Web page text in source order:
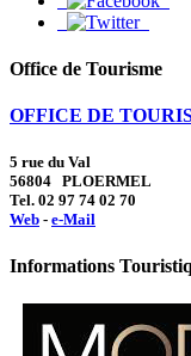
Office de Tourisme
OFFICE DE
5 rue du Val
56804 PLOERMEL
Tel. 02 97 74 02 70
Web - e-Mail
Informations